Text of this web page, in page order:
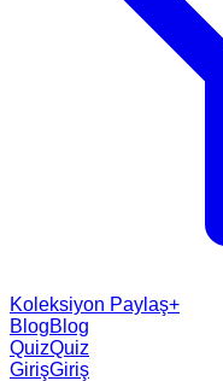
Koleksiyon Paylaş+
BlogBlog
QuizQuiz
GirişGiriş